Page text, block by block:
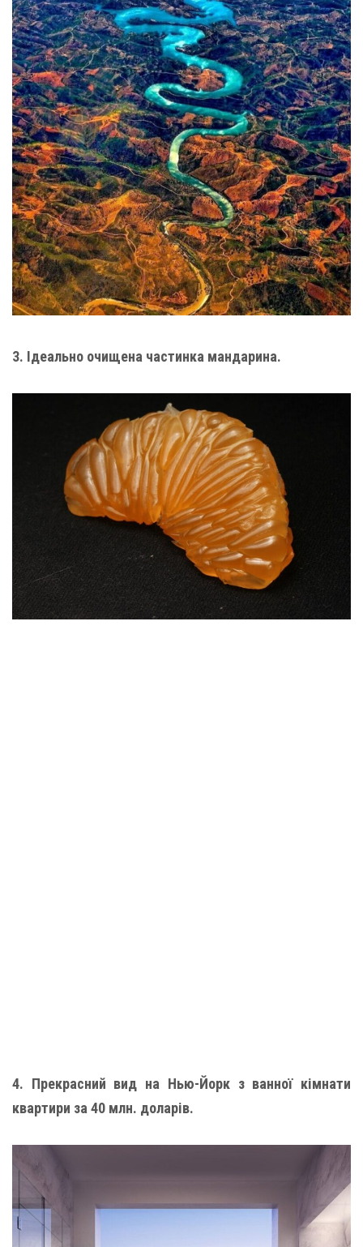
3. Ідеально очищена частинка мандарина.
4. Прекрасний вид на Нью-Йорк з ванної кімнати
квартири за 40 млн. доларів.